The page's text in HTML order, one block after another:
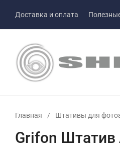
Доставка и оплата
Главная / Штативы для
Grifon Штатив